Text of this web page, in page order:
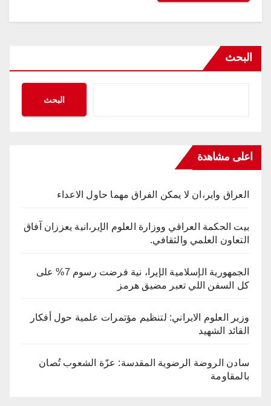
البحث
البحث
اعلى مشاهدة
العراق واير،ان لا يمكن الفراق مهما حاول الاعداء
بيت الحكمة العراقي ووزارة العلوم الإير،انية يعززان آفاق
التعاون العلمي والثقافي.
الجمهورية الإسلامية الإيرا، نية فرضت رسوم 7% على
كل السفن اللي تعبر مضيق هرمز
وزير العلوم الايراني: لتنظيم مؤتمرات علمية حول أفكار
القائد الشهيد
سادن الروضة الرضوية المقدسة: عزّة الشعوب تُصان
بالمقاومة